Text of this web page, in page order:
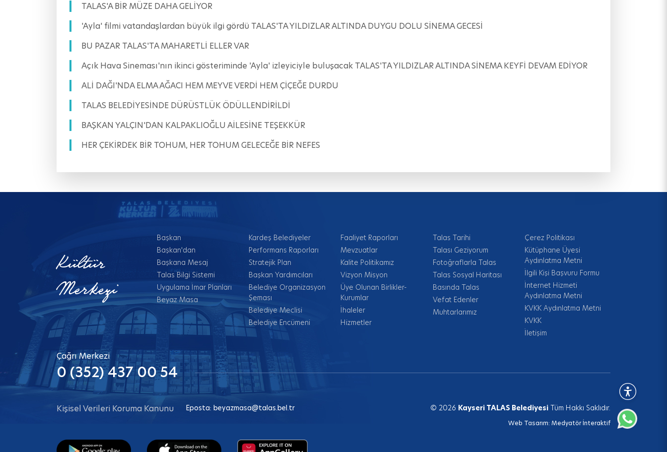
TALAS'A BİR MÜZE DAHA GELİYOR
'Ayla' filmi vatandaşlardan büyük ilgi gördü TALAS'TA YILDIZLAR ALTINDA DUYGU DOLU SİNEMA GECESİ
BU PAZAR TALAS'TA MAHARETLİ ELLER VAR
Açık Hava Sineması'nın ikinci gösteriminde 'Ayla' izleyiciyle buluşacak TALAS'TA YILDIZLAR ALTINDA SİNEMA KEYFİ DEVAM EDİYOR
ALİ DAĞI'NDA ELMA AĞACI HEM MEYVE VERDİ HEM ÇİÇEĞE DURDU
TALAS BELEDİYESİNDE DÜRÜSTLÜK ÖDÜLLENDİRİLDİ
BAŞKAN YALÇIN'DAN KALPAKLIOĞLU AİLESİNE TEŞEKKÜR
HER ÇEKİRDEK BİR TOHUM, HER TOHUM GELECEĞE BİR NEFES
Kültür
Merkezi
Başkan
Başkan'dan
Başkana Mesaj
Talas Bilgi Sistemi
Uygulama İmar Planları
Beyaz Masa
Kardeş Belediyeler
Performans Raporları
Stratejik Plan
Başkan Yardımcıları
Belediye Organizasyon
Şeması
Belediye Meclisi
Belediye Encümeni
Faaliyet Raporları
Mevzuatlar
Kalite Politikamız
Vizyon Misyon
Üye Olunan Birlikler-
Kurumlar
İhaleler
Hizmetler
Talas Tarihi
Talası Geziyorum
Fotoğraflarla Talas
Talas Sosyal Haritası
Basında Talas
Vefat Edenler
Muhtarlarımız
Çerez Politikası
Kütüphane Üyesi
Aydınlatma Metni
İlgili Kişi Başvuru Formu
İnternet Hizmeti
Aydınlatma Metni
KVKK Aydınlatma Metni
KVKK
İletişim
Çağrı Merkezi
0 (352) 437 00 54
Kişisel Verileri Koruma Kanunu Eposta: beyazmasa@talas.bel.tr © 2026 Kayseri TALAS Belediyesi Tüm Hakkı Saklıdır.
Web Tasarım: Medyatör İnteraktif